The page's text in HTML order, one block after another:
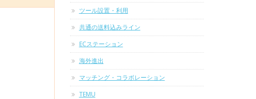
ツール設置・利用
共通の送料込みライン
ECステーション
海外進出
マッチング・コラボレーション
TEMU